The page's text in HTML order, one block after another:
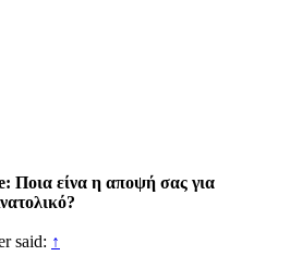
Ποια είνα η αποψή σας για
said: ↑